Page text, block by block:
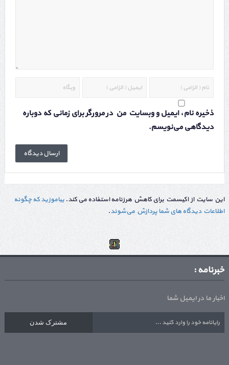
ذخیره نام، ایمیل و وبسایت من در مرورگر برای زمانی که دوباره
دیدگاهی می‌نویسم.
این سایت از اکیسمت برای کاهش هرزنامه استفاده می کند. بیاموزید که چگونه
اطلاعات دیدگاه های شما پردازش می‌شوند.
خبرنامه :
اخبار ما در ایمیل شما
مشترک شدن